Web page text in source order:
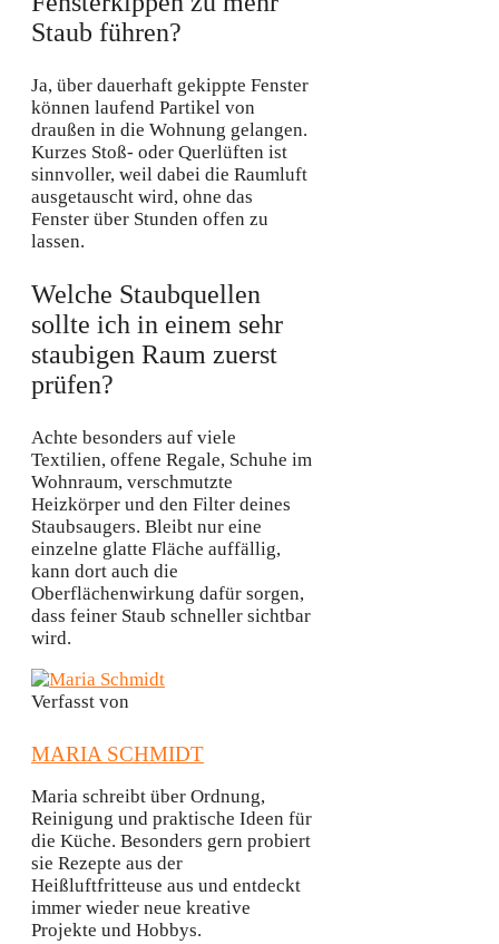
Staub führen?
Ja, über dauerhaft gekippte Fenster
können laufend Partikel von
draußen in die Wohnung gelangen.
Kurzes Stoß- oder Querlüften ist
sinnvoller, weil dabei die Raumluft
ausgetauscht wird, ohne das
Fenster über Stunden offen zu
lassen.
Welche Staubquellen
sollte ich in einem sehr
staubigen Raum zuerst
prüfen?
Achte besonders auf viele
Textilien, offene Regale, Schuhe im
Wohnraum, verschmutzte
Heizkörper und den Filter deines
Staubsaugers. Bleibt nur eine
einzelne glatte Fläche auffällig,
kann dort auch die
Oberflächenwirkung dafür sorgen,
dass feiner Staub schneller sichtbar
wird.
Verfasst von
MARIA SCHMIDT
Maria schreibt über Ordnung,
Reinigung und praktische Ideen für
die Küche. Besonders gern probiert
sie Rezepte aus der
Heißluftfritteuse aus und entdeckt
immer wieder neue kreative
Projekte und Hobbys.